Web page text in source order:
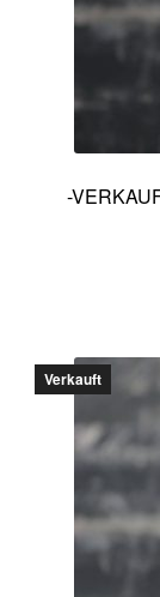
-
Verkauft